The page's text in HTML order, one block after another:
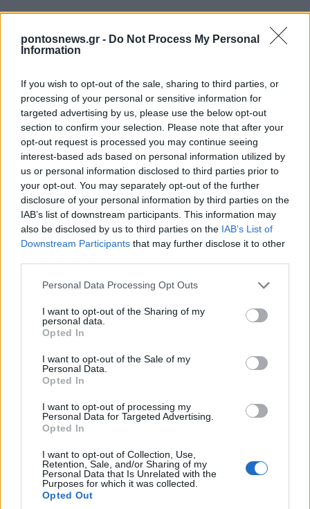
pontosnews.gr - Do Not Process My Personal
Information
If you wish to opt-out of the sale, sharing to third parties, or
processing of your personal or sensitive information for
targeted advertising by us, please use the below opt-out
section to confirm your selection. Please note that after your
opt-out request is processed you may continue seeing
interest-based ads based on personal information utilized by
us or personal information disclosed to third parties prior to
your opt-out. You may separately opt-out of the further
disclosure of your personal information by third parties on the
IAB’s list of downstream participants. This information may
also be disclosed by us to third parties on the IAB’s List of
Downstream Participants that may further disclose it to other
Please note that this website/app uses one or more Google
not limited to your visit or usage behaviour. You may click to
grant or deny consent to Google and its third-party tags to
use your data for below specified purposes in below Google
consent section.
Personal Data Processing Opt Outs
I want to opt-out of the Sharing of my
personal data.
Opted In
I want to opt-out of the Sale of my
Personal Data.
Opted In
I want to opt-out of processing my
Personal Data for Targeted Advertising.
Opted In
I want to opt-out of Collection, Use,
Retention, Sale, and/or Sharing of my
Personal Data that Is Unrelated with the
Purposes for which it was collected.
Opted Out
ΕΛΛΑΔΑ
e-ΕΦΚΑ και ΔΥΠΑ: Πληρωμές 56,7
εκατομμυρίων ευρώ έως τις 14 Αυγούστου
8/08/2026 - 12:41μμ
Γαβούστημα 2026: Το μεγάλο πολιτιστικό
Λαογραφικός Σύλλογος Καππαδοκών Κόνιτσας
«Οι Ρίζες»
8/08/2026 - 12:15μμ